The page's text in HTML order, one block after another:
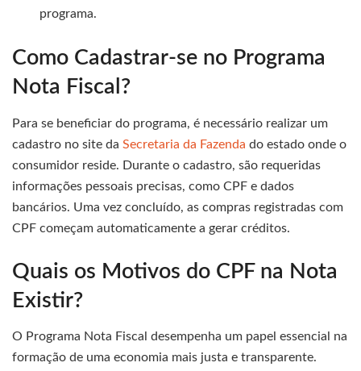
programa.
Como Cadastrar-se no Programa
Nota Fiscal?
Para se beneficiar do programa, é necessário realizar um
cadastro no site da Secretaria da Fazenda do estado onde o
consumidor reside. Durante o cadastro, são requeridas
informações pessoais precisas, como CPF e dados
bancários. Uma vez concluído, as compras registradas com
CPF começam automaticamente a gerar créditos.
Quais os Motivos do CPF na Nota
Existir?
O Programa Nota Fiscal desempenha um papel essencial na
formação de uma economia mais justa e transparente.